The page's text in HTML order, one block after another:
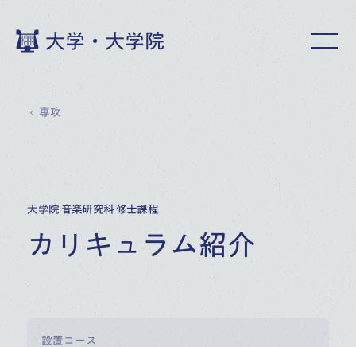
大学・大学院
専攻
大学院 音楽研究科 修士課程
カリキュラム紹介
設置コース